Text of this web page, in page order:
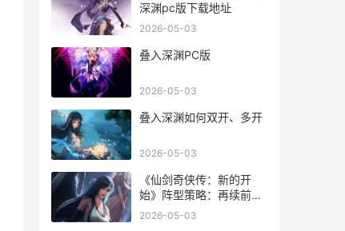
深渊pc版下载地址
2026-05-03
叠入深渊PC版
2026-05-03
叠入深渊如何双开、多开
2026-05-03
《仙剑奇侠传：新的开
始》阵型策略：再续前缘
幻境试炼阵型主推 仙剑奇
2026-05-03